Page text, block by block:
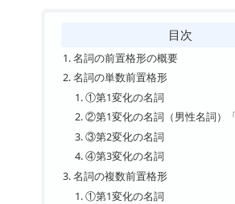
目次
名詞の前置格形の概要
名詞の単数前置格形
①第1変化の名詞
②第1変化の名詞（男性名詞）
③第2変化の名詞
④第3変化の名詞
名詞の複数前置格形
①第1変化の名詞